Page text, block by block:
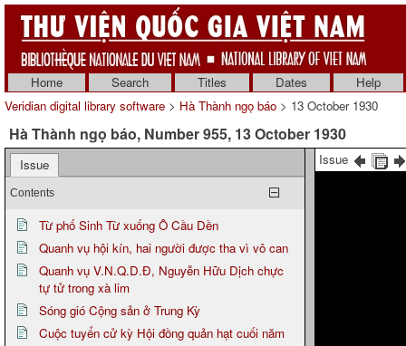
Home Search Titles Dates
Help
Veridian digital library software > Hà Thành ngọ báo > 13 October 1930
Hà Thành ngọ báo, Number 955, 13 October 1930
Issue
Contents
Từ phố Sinh Từ xuống Ô Cầu Dền
Quanh vụ hội kín, hai người được tha vì vô can
Quanh vụ V.N.Q.D.Đ, Nguyễn Hữu Dịch chực
tự tử trong xà lim
Sóng gió Cộng sản ở Trung Kỳ
Cuộc tuyển cử kỳ Hội đồng quản hạt cuối năm
Issue